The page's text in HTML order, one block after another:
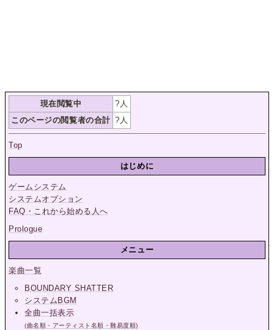
現在閲覧中 ? 人
このページの閲覧者の合計 ? 人
Top
はじめに
ゲームシステム
システムオプション
FAQ・これから始める人へ
Prologue
メニュー
楽曲一覧
BOUNDARY SHATTER
システムBGM
全曲一括表示
(曲名順・アーティスト名順・難易度順)